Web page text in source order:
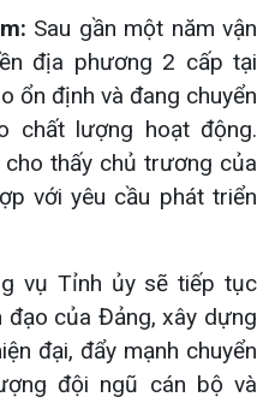
Sau gần một năm vận
địa phương 2 cấp tại
ổn định và đang chuyển
chất lượng hoạt động.
thấy chủ trương của
với yêu cầu phát triển
vụ Tỉnh ủy sẽ tiếp tục
của Đảng, xây dựng
đại, đẩy mạnh chuyển
đội ngũ cán bộ và